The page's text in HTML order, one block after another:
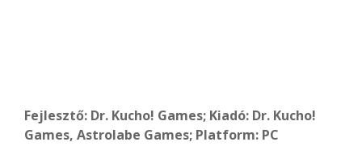
Fejlesztő: Dr. Kucho! Games; Kiadó: Dr. Kucho!
Games, Astrolabe Games; Platform: PC